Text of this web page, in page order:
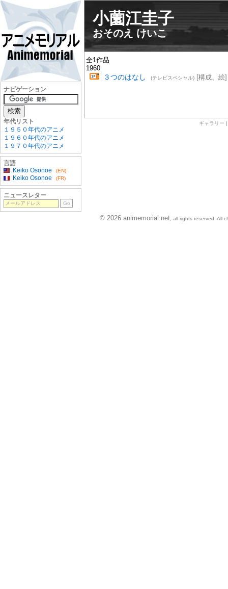
小薗江圭子
おそのえ けいこ
全1作品
1960
３つのはなし (テレビスペシャル)[構成、絵]
ギャラリー
ナビゲーション
年代リスト
１９５０年代のアニメ
１９６０年代のアニメ
１９７０年代のアニメ
言語
Keiko Osonoe
(EN)
Keiko Osonoe (FR)
ニュースレター
© 2026 animemorial.net , all rights reserved. All